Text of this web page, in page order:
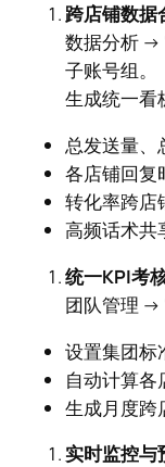
跨店铺数据
数据分析 →
子账号组。
生成统一看
总发送量、
各店铺回复
转化率跨店
高频话术共
统一KPI考
团队管理 →
设置集团标
自动计算各
生成月度跨
实时监控与